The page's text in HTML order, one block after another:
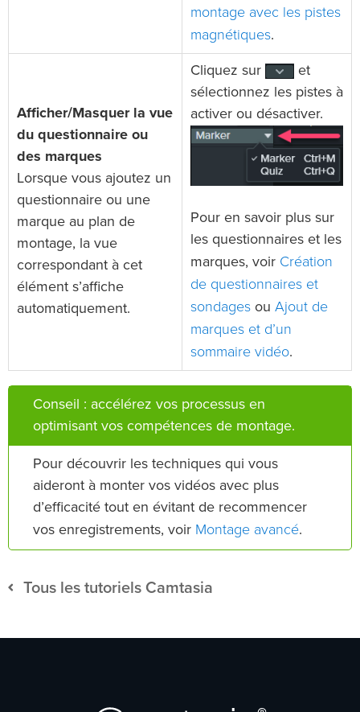
montage avec les pistes
magnétiques.
Afficher/Masquer la vue
du questionnaire ou
des marques
Lorsque vous ajoutez un
questionnaire ou une
marque au plan de
montage, la vue
correspondant à cet
élément s’affiche
automatiquement.
Cliquez sur
et
sélectionnez les pistes à
activer ou désactiver.
Pour en savoir plus sur
les questionnaires et les
marques, voir Création
de questionnaires et
sondages ou Ajout de
marques et d’un
sommaire vidéo.
Conseil : accélérez vos processus en
optimisant vos compétences de montage.
Pour découvrir les techniques qui vous
aideront à monter vos vidéos avec plus
d’efficacité tout en évitant de recommencer
vos enregistrements, voir Montage avancé.
Tous les tutoriels Camtasia